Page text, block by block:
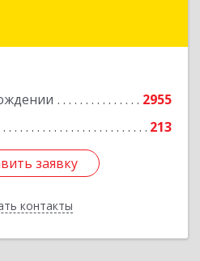
2955
213
заявку
контакты
заявку
Назад